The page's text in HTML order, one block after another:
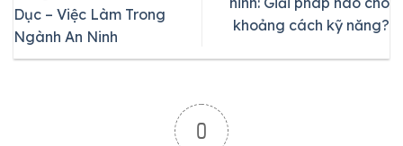
Dục – Việc Làm Trong
Ngành An Ninh
khoảng cách kỹ năng?
0